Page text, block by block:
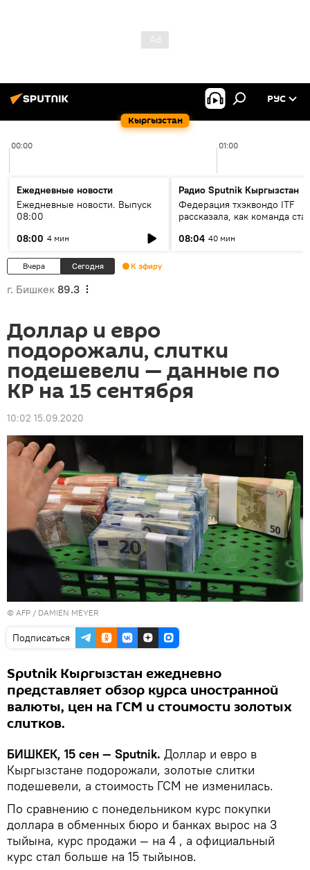
Кыргызстан
РУС
00:00 01:00
Ежедневные новости
Ежедневные новости. Выпуск
08:00
08:00 4 мин
Радио Sputnik Кыргызстан
Федерация тхэквондо ITF
рассказала, как команда
08:04 40 мин
Вчера Сегодня К эфиру
г. Бишкек 89.3
Доллар и евро
подорожали, слитки
подешевели — данные по
КР на 15 сентября
10:02 15.09.2020
© AFP / DAMIEN MEYER
Подписаться
Sputnik Кыргызстан ежедневно
представляет обзор курса иностранной
валюты, цен на ГСМ и стоимости золотых
слитков.
БИШКЕК, 15 сен — Sputnik. Доллар и евро в
Кыргызстане подорожали, золотые слитки
подешевели, а стоимость ГСМ не изменилась.
По сравнению с понедельником курс покупки
доллара в обменных бюро и банках вырос на 3
тыйына, курс продажи — на 4 , а официальный
курс стал больше на 15 тыйынов.